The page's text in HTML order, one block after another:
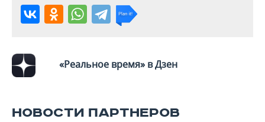
«Реальное время» в Дзен
НОВОСТИ ПАРТНЕРОВ